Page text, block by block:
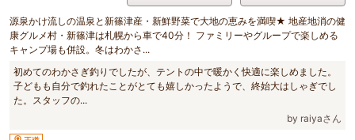
源泉かけ流しの温泉と新篠津産・新鮮野菜で大地の恵みを満喫★ 地産地消の健
康グルメ村・新篠津は札幌から車で40分！ ファミリーやグループで楽しめる
キャンプ場も併設。冬はわかさ...
初めてのわかさぎ釣りでしたが、テントの中で暖かく快適に楽しめました。
子どもも自分で釣れたことがとても嬉しかったようで、終始大はしゃぎでし
た。スタッフの...
by raiyaさん